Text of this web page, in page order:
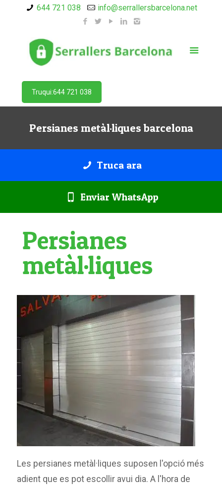
644 721 038 info@serrallersbarcelona.net
Truqui:644 721 038
Persianes metàl·liques barcelona
Truca ara
Enviar WhatsApp
Persianes
metàl·liques
Les persianes metàl·liques suposen l'opció més
adient que es pot escollir avui dia. A l'hora de